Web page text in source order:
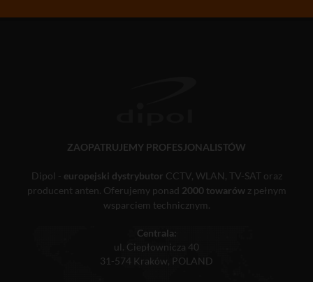
ZAOPATRUJEMY PROFESJONALISTÓW
Dipol - europejski dystrybutor CCTV, WLAN, TV-SAT oraz
producent anten. Oferujemy ponad 2000 towarówz pełnym
wsparciem technicznym.
Centrala:
ul. Ciepłownicza 40
31-574 Kraków, POLAND